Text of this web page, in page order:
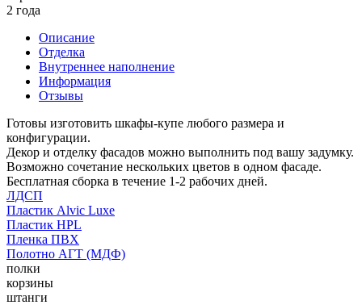
2 года
Описание
Отделка
Внутреннее наполнение
Информация
Отзывы
Готовы изготовить шкафы-купе любого размера и
конфигурации.
Декор и отделку фасадов можно выполнить под вашу задумку.
Возможно сочетание нескольких цветов в одном фасаде.
Бесплатная сборка в течение 1-2 рабочих дней.
ЛДСП
Пластик Alvic Luxe
Пластик HPL
Пленка ПВХ
Полотно АГТ (МДФ)
полки
корзины
штанги